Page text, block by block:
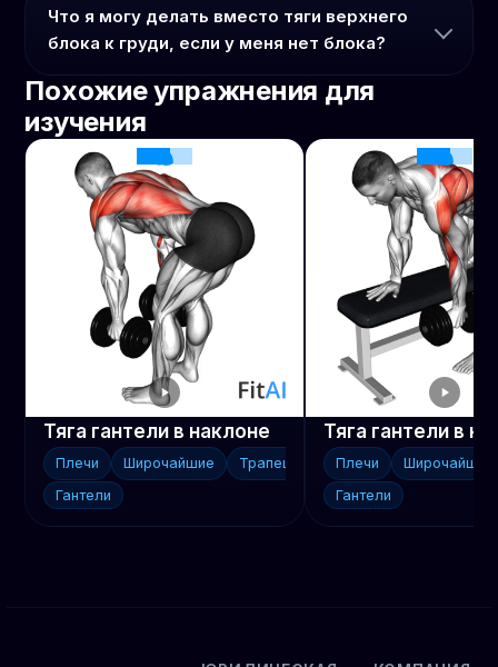
Что я могу делать вместо тяги верхнего
блока к груди, если у меня нет блока?
Похожие упражнения для
изучения
Тяга гантели в наклоне
Плечи Широчайшие
Трапеции
Гантели
Плечи
Широчайшие
Гантели